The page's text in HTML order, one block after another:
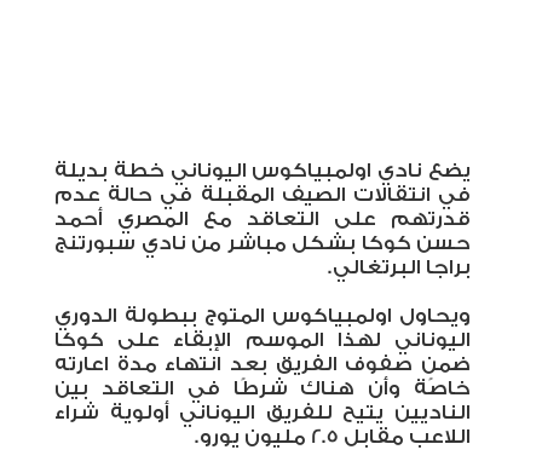
يضع نادي اولمبياكوس اليوناني خطة بديلة
في انتقالات الصيف المقبلة في حالة عدم
قدرتهم على التعاقد مع المصري أحمد
حسن كوكا بشكل مباشر من نادي سبورتنج
براجا البرتغالي.
ويحاول اولمبياكوس المتوج ببطولة الدوري
اليوناني لهذا الموسم الإبقاء على كوكا
ضمن صفوف الفريق بعد انتهاء مدة اعارته
خاصًة وأن هناك شرطًا في التعاقد بين
الناديين يتيح للفريق اليوناني أولوية شراء
اللاعب مقابل 2.5 مليون يورو.